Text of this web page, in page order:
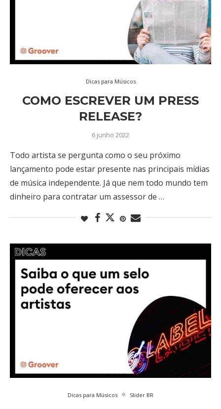
Dicas para Músicos
COMO ESCREVER UM PRESS
RELEASE?
6 junho 2022
Todo artista se pergunta como o seu próximo
lançamento pode estar presente nas principais mídias
de música independente. Já que nem todo mundo tem
dinheiro para contratar um assessor de …
Dicas para Músicos Slider BR